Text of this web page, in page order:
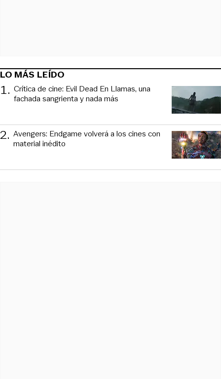
LO MÁS LEÍDO
1. Crítica de cine: Evil Dead En Llamas, una
fachada sangrienta y nada más
2. Avengers: Endgame volverá a los cines con
material inédito